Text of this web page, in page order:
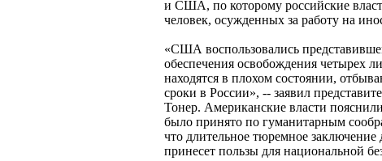
и США, по которому российские
человек, осужденных за работу на
«США воспользовались
обеспечения освобождения четырех
находятся в плохом состоянии,
сроки в России», -- заявил
Тонер. Американские власти
было принято по гуманитарным
что длительное тюремное заключение
принесет пользы для национальной